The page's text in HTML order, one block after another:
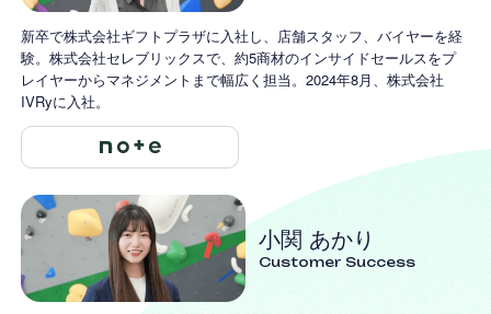
新卒で株式会社ギフトプラザに入社し、店舗スタッフ、バイヤーを経
験。株式会社セレブリックスで、約5商材のインサイドセールスをプ
レイヤーからマネジメントまで幅広く担当。2024年8月、株式会社
IVRyに入社。
小関 あかり
Customer Success